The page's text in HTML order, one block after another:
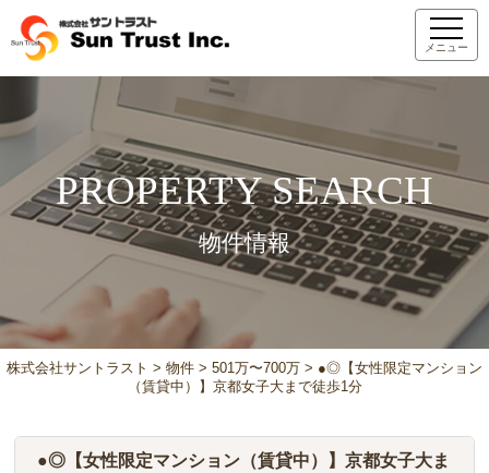
メニュー
PROPERTY SEARCH
物件情報
株式会社サントラスト > 物件 > 501万〜700万 > ●◎【女性限定マンション
（賃貸中）】京都女子大まで徒歩1分
●◎【女性限定マンション（賃貸中）】京都女子大ま